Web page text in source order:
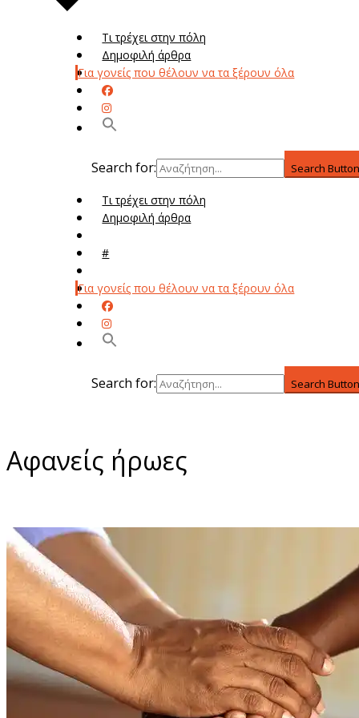
Τι τρέχει στην πόλη
Δημοφιλή άρθρα
Για γονείς που θέλουν να τα ξέρουν όλα
Search for: Search
Τι τρέχει στην πόλη
Δημοφιλή άρθρα
#
Για γονείς που θέλουν να τα ξέρουν όλα
Search for: Search
Αφανείς ήρωες